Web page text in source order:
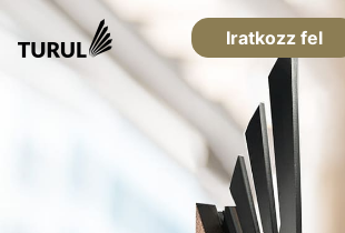
Iratkozz fel